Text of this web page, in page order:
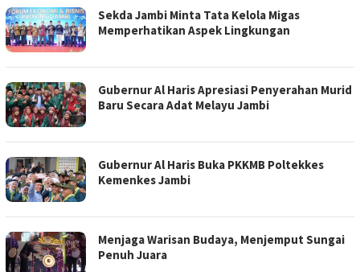
Sekda Jambi Minta Tata Kelola Migas
Memperhatikan Aspek Lingkungan
Gubernur Al Haris Apresiasi Penyerahan Murid
Baru Secara Adat Melayu Jambi
Gubernur Al Haris Buka PKKMB Poltekkes
Kemenkes Jambi
Menjaga Warisan Budaya, Menjemput Sungai
Penuh Juara